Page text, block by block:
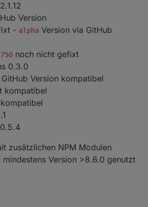
Version
- alpha Version via GitHub
noch nicht gefixt
0.3.0
GitHub Version kompatibel
kompatibel
zusätzlichen NPM Modulen
Version >8.6.0 genutzt